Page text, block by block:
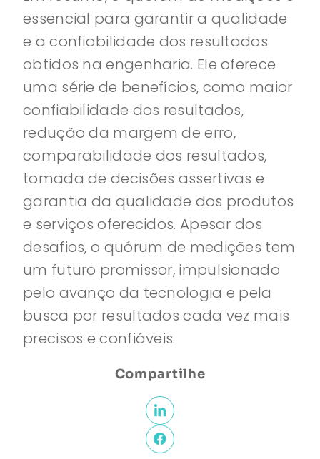
essencial para garantir a qualidade
e a confiabilidade dos resultados
obtidos na engenharia. Ele oferece
uma série de benefícios, como maior
confiabilidade dos resultados,
redução da margem de erro,
comparabilidade dos resultados,
tomada de decisões assertivas e
garantia da qualidade dos produtos
e serviços oferecidos. Apesar dos
desafios, o quórum de medições tem
um futuro promissor, impulsionado
pelo avanço da tecnologia e pela
busca por resultados cada vez mais
precisos e confiáveis.
Compartilhe